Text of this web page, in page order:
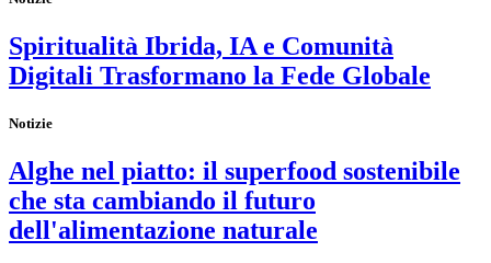
Spiritualità Ibrida, IA e Comunità
Digitali Trasformano la Fede Globale
Notizie
Alghe nel piatto: il superfood sostenibile
che sta cambiando il futuro
dell'alimentazione naturale